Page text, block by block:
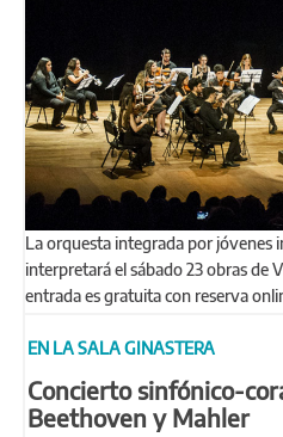
La orquesta integrada por jóvenes
interpretará el sábado 23 obras de
entrada es gratuita con reserva
EN LA SALA GINASTERA
Concierto sinfónico-
Beethoven y Mahler